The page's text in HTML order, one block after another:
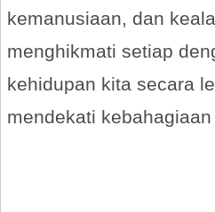
kemanusiaan, dan
menghikmati setiap
kehidupan kita secara
mendekati kebahagiaan